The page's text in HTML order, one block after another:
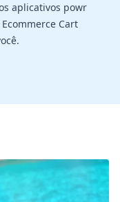
aplicativos powr
Cart